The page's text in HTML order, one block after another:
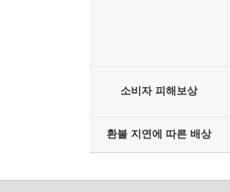
소비자 피해보상
환불 지연에 따른 배상